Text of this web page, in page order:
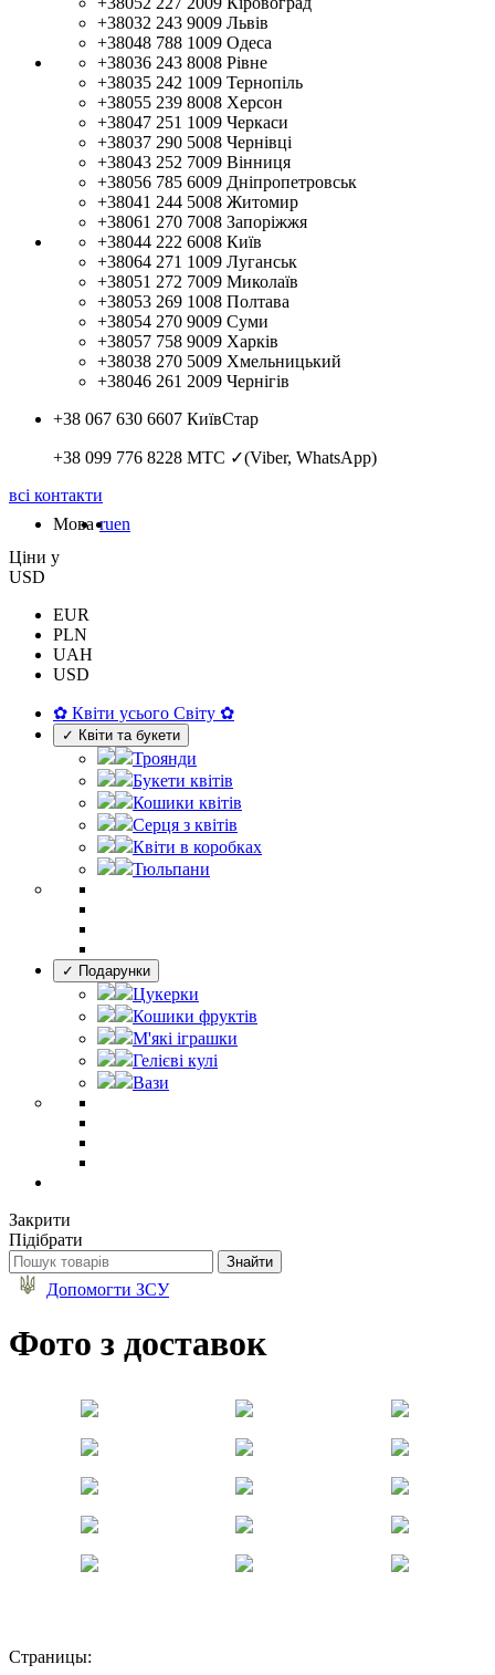
+38032 243 9009 Львів
+38048 788 1009 Одеса
+38036 243 8008 Рівне
+38035 242 1009 Тернопіль
+38055 239 8008 Херсон
+38047 251 1009 Черкаси
+38037 290 5008 Чернівці
+38043 252 7009 Вінниця
+38056 785 6009 Дніпропетровськ
+38041 244 5008 Житомир
+38061 270 7008 Запоріжжя
+38044 222 6008 Київ
+38064 271 1009 Луганськ
+38051 272 7009 Миколаїв
+38053 269 1008 Полтава
+38054 270 9009 Суми
+38057 758 9009 Харків
+38038 270 5009 Хмельницький
+38046 261 2009 Чернігів
+38 067 630 6607 КиївСтар
+38 099 776 8228 МТС ✓(Viber, WhatsApp)
всі контакти
Мова ruen
Цiни у
USD
EUR
PLN
UAH
USD
✿ Квіти усього Світу ✿
✓ Квіти та букети
Троянди
Букети квітів
Кошики квітів
Серця з квітів
Квіти в коробках
Тюльпани
✓ Подарунки
Цукерки
Кошики фруктів
М'які іграшки
Гелієві кулі
Вази
Закрити
Підібрати
Допомогти ЗСУ
Фото з доставок
Страницы: